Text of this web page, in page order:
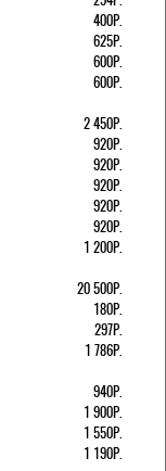
400Р.
625Р.
600Р.
600Р.
2 450Р.
920Р.
920Р.
920Р.
920Р.
920Р.
1 200Р.
20 500Р.
180Р.
297Р.
1 786Р.
940Р.
1 900Р.
1 550Р.
1 190Р.